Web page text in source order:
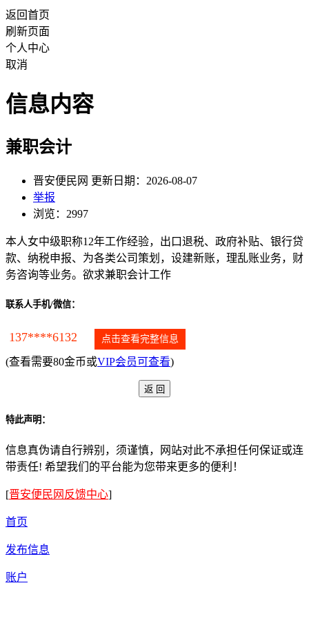
返回首页
刷新页面
个人中心
取消
信息内容
兼职会计
晋安便民网 更新日期：2026-08-07
举报
浏览：2997
本人女中级职称12年工作经验，出口退税、政府补贴、银行贷
款、纳税申报、为各类公司策划，设建新账，理乱账业务，财
务咨询等业务。欲求兼职会计工作
联系人手机/微信：
137****6132 点击查看完整信息
(查看需要80金币或VIP会员可查看)
特此声明：
信息真伪请自行辨别，须谨慎，网站对此不承担任何保证或连
带责任! 希望我们的平台能为您带来更多的便利！
[晋安便民网反馈中心]
首页
发布信息
账户